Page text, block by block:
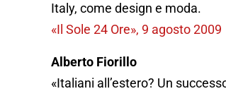
Italy, come design e moda.
«Il Sole 24 Ore», 9 agosto 2009
Alberto Fiorillo
«Italiani all’estero? Un